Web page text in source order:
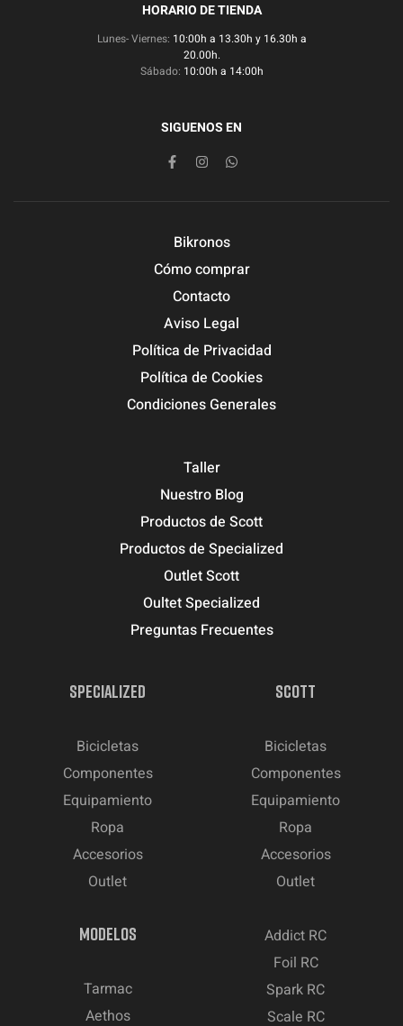
HORARIO DE TIENDA
Lunes- Viernes: 10:00h a 13.30h y 16.30h a
20.00h.
Sábado: 10:00h a 14:00h
SIGUENOS EN
Bikronos
Cómo comprar
Contacto
Aviso Legal
Política de Privacidad
Política de Cookies
Condiciones Generales
Taller
Nuestro Blog
Productos de Scott
Productos de Specialized
Outlet Scott
Oultet Specialized
Preguntas Frecuentes
SPECIALIZED
Bicicletas
Componentes
Equipamiento
Ropa
Accesorios
Outlet
SCOTT
Bicicletas
Componentes
Equipamiento
Ropa
Accesorios
Outlet
MODELOS
Tarmac
Aethos
Addict RC
Foil RC
Spark RC
Scale RC